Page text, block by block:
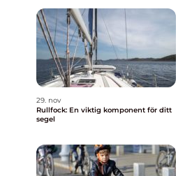
29. nov
Rullfock: En viktig komponent för ditt
segel